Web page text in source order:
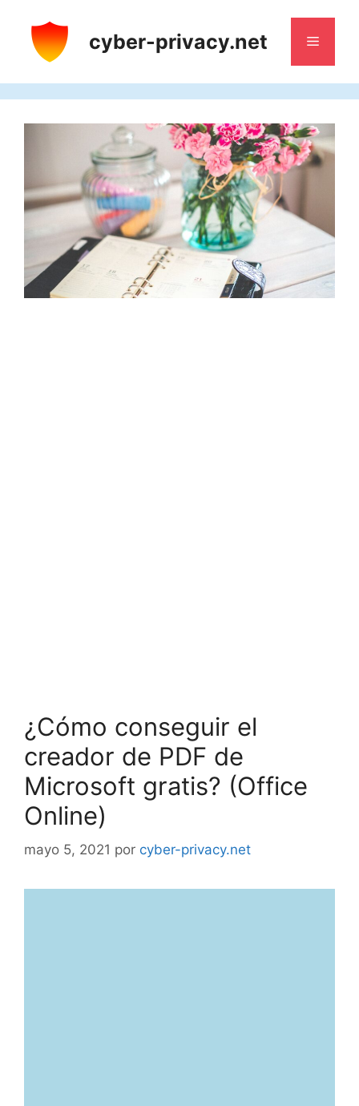
contenido
cyber-privacy.net Menú
¿Cómo conseguir el
creador de PDF de
Microsoft gratis? (Office
Online)
mayo 5, 2021 por cyber-privacy.net